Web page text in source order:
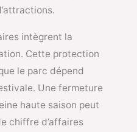
intègrent la
Cette protection
le parc dépend
Une fermeture
haute saison peut
chiffre d’affaires